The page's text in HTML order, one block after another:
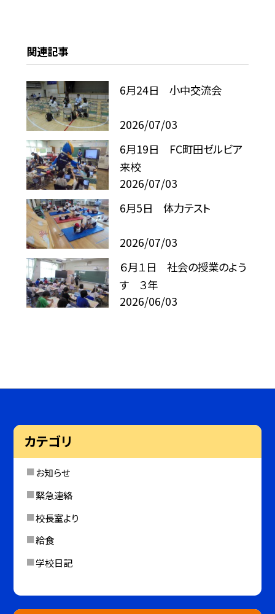
関連記事
6月24日 小中交流会
2026/07/03
6月19日 FC町田ゼルビア
来校
2026/07/03
6月5日 体力テスト
2026/07/03
６月１日 社会の授業のよう
す ３年
2026/06/03
カテゴリ
お知らせ
緊急連絡
校長室より
給食
学校日記